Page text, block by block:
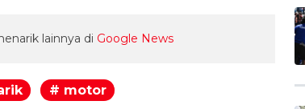
lainnya di Google News
# motor